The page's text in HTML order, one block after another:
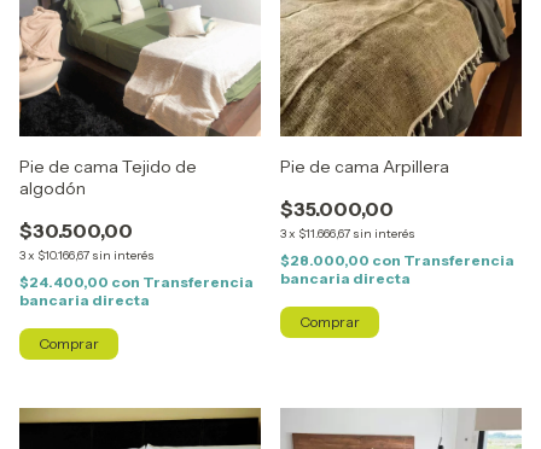
Pie de cama Tejido de
algodón
$30.500,00
3x $10.166,67 sin interés
$24.400,00 con Transferencia
bancaria directa
Comprar
Pie de cama Arpillera
$35.000,00
3x $11.666,67 sin interés
$28.000,00 con Transferencia
bancaria directa
Comprar